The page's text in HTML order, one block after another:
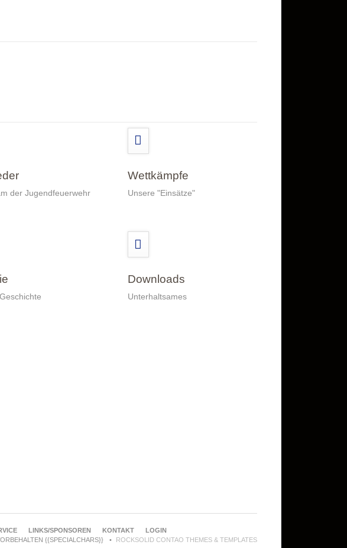
der Jugendfeuerwehr
Wettkämpfe
Unsere "Einsätze"
Downloads
Unterhaltsames
LINKS/SPONSOREN KONTAKT
LOGIN
{{SPECIALCHARS}}
ROCKSOLID CONTAO THEMES & TEMPLATES